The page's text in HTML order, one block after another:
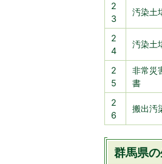
2
3
汚染土
2
4
汚染土
2
5
非常災
書
2
6
搬出汚
群馬県